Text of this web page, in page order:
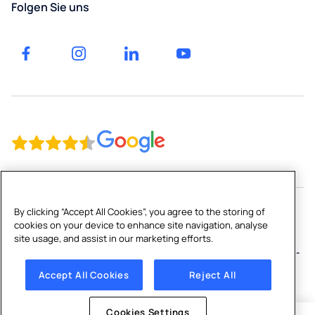
Gallen
Folgen Sie uns
Copyright © 2026 Culligan CH Limited
Cookie-
By clicking “Accept All Cookies”, you agree to the storing of
cookies on your device to enhance site navigation, analyse
site usage, and assist in our marketing efforts.
Accept All Cookies Reject All